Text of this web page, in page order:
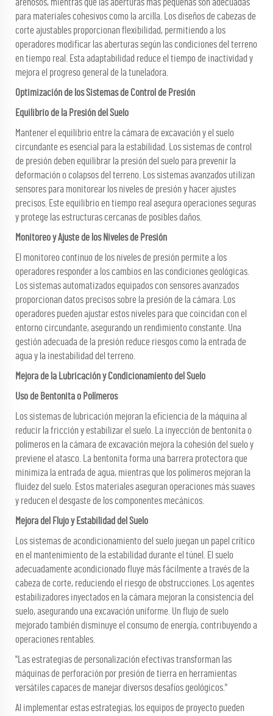
arenosos, mientras que las aberturas más pequeñas son adecuadas
para materiales cohesivos como la arcilla. Los diseños de cabezas de
corte ajustables proporcionan flexibilidad, permitiendo a los
operadores modificar las aberturas según las condiciones del terreno
en tiempo real. Esta adaptabilidad reduce el tiempo de inactividad y
mejora el progreso general de la tuneladora.
Optimización de los Sistemas de Control de Presión
Equilibrio de la Presión del Suelo
Mantener el equilibrio entre la cámara de excavación y el suelo
circundante es esencial para la estabilidad. Los sistemas de control
de presión deben equilibrar la presión del suelo para prevenir la
deformación o colapsos del terreno. Los sistemas avanzados utilizan
sensores para monitorear los niveles de presión y hacer ajustes
precisos. Este equilibrio en tiempo real asegura operaciones seguras
y protege las estructuras cercanas de posibles daños.
Monitoreo y Ajuste de los Niveles de Presión
El monitoreo continuo de los niveles de presión permite a los
operadores responder a los cambios en las condiciones geológicas.
Los sistemas automatizados equipados con sensores avanzados
proporcionan datos precisos sobre la presión de la cámara. Los
operadores pueden ajustar estos niveles para que coincidan con el
entorno circundante, asegurando un rendimiento constante. Una
gestión adecuada de la presión reduce riesgos como la entrada de
agua y la inestabilidad del terreno.
Mejora de la Lubricación y Condicionamiento del Suelo
Uso de Bentonita o Polímeros
Los sistemas de lubricación mejoran la eficiencia de la máquina al
reducir la fricción y estabilizar el suelo. La inyección de bentonita o
polímeros en la cámara de excavación mejora la cohesión del suelo y
previene el atasco. La bentonita forma una barrera protectora que
minimiza la entrada de agua, mientras que los polímeros mejoran la
fluidez del suelo. Estos materiales aseguran operaciones más suaves
y reducen el desgaste de los componentes mecánicos.
Mejora del Flujo y Estabilidad del Suelo
Los sistemas de acondicionamiento del suelo juegan un papel crítico
en el mantenimiento de la estabilidad durante el túnel. El suelo
adecuadamente acondicionado fluye más fácilmente a través de la
cabeza de corte, reduciendo el riesgo de obstrucciones. Los agentes
estabilizadores inyectados en la cámara mejoran la consistencia del
suelo, asegurando una excavación uniforme. Un flujo de suelo
mejorado también disminuye el consumo de energía, contribuyendo a
operaciones rentables.
"Las estrategias de personalización efectivas transforman las
máquinas de perforación por presión de tierra en herramientas
versátiles capaces de manejar diversos desafíos geológicos."
Al implementar estas estrategias, los equipos de proyecto pueden